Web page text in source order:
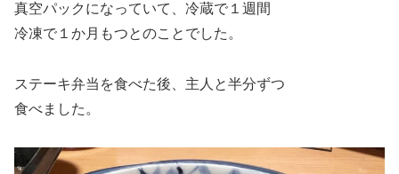
真空パックになっていて、冷蔵で１週間
冷凍で１か月もつとのことでした。
ステーキ弁当を食べた後、主人と半分ずつ
食べました。